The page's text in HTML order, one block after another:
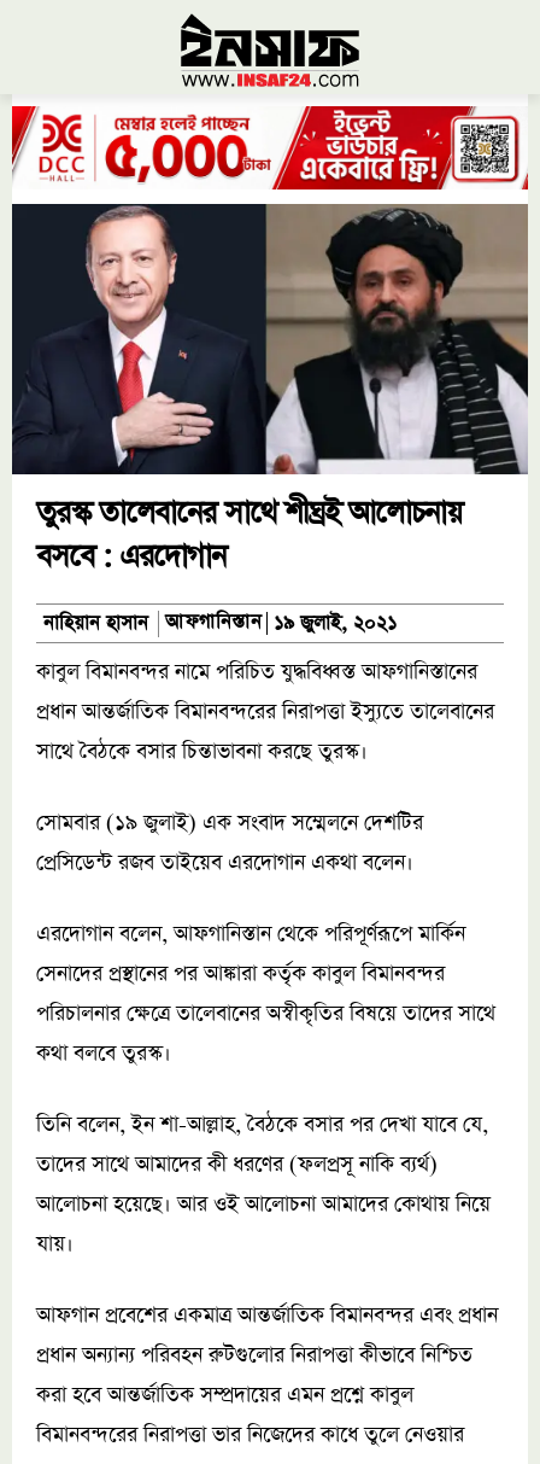
তুরস্ক তালেবানের সাথে শীঘ্রই আলোচনায়
বসবে : এরদোগান
নাহিয়ান হাসান আফগানিস্তান ১৯ জুলাই, ২০২১
কাবুল বিমানবন্দর নামে পরিচিত যুদ্ধবিধ্বস্ত আফগানিস্তানের
প্রধান আন্তর্জাতিক বিমানবন্দরের নিরাপত্তা ইস্যুতে তালেবানের
সাথে বৈঠকে বসার চিন্তাভাবনা করছে তুরস্ক।
সোমবার (১৯ জুলাই) এক সংবাদ সম্মেলনে দেশটির
প্রেসিডেন্ট রজব তাইয়েব এরদোগান একথা বলেন।
এরদোগান বলেন, আফগানিস্তান থেকে পরিপূর্ণরূপে মার্কিন
সেনাদের প্রস্থানের পর আঙ্কারা কর্তৃক কাবুল বিমানবন্দর
পরিচালনার ক্ষেত্রে তালেবানের অস্বীকৃতির বিষয়ে তাদের সাথে
কথা বলবে তুরস্ক।
তিনি বলেন, ইন শা-আল্লাহ, বৈঠকে বসার পর দেখা যাবে যে,
তাদের সাথে আমাদের কী ধরণের (ফলপ্রসূ নাকি ব্যর্থ)
আলোচনা হয়েছে। আর ওই আলোচনা আমাদের কোথায় নিয়ে
যায়।
আফগান প্রবেশের একমাত্র আন্তর্জাতিক বিমানবন্দর এবং প্রধান
প্রধান অন্যান্য পরিবহন রুটগুলোর নিরাপত্তা কীভাবে নিশ্চিত
করা হবে আন্তর্জাতিক সম্প্রদায়ের এমন প্রশ্নে কাবুল
বিমানবন্দরের নিরাপত্তা ভার নিজেদের কাধে তুলে নেওয়ার